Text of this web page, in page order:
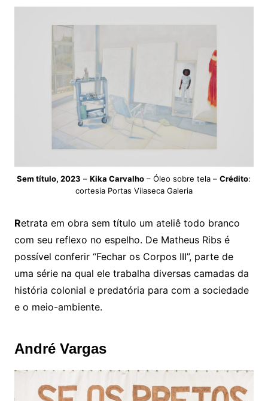
Sem título, 2023 –Kika Carvalho – Óleo sobre tela –Crédito:
cortesia Portas Vilaseca Galeria
Retrata em obra sem título um ateliê todo branco
com seu reflexo no espelho. De Matheus Ribs é
possível conferir “Fechar os Corpos III”, parte de
uma série na qual ele trabalha diversas camadas da
história colonial e predatória para com a sociedade
e o meio-ambiente.
André Vargas